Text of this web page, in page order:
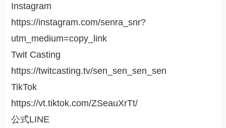
Instagram
https://instagram.com/senra_snr?
utm_medium=copy_link
Twit Casting
https://twitcasting.tv/sen_sen_sen_sen
TikTok
https://vt.tiktok.com/ZSeauXrTt/
公式LINE